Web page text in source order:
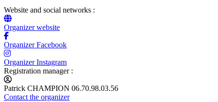
Website and social networks :
Organizer website
Organizer Facebook
Organizer Instagram
Registration manager :
Patrick CHAMPION 06.70.98.03.56
Contact the organizer